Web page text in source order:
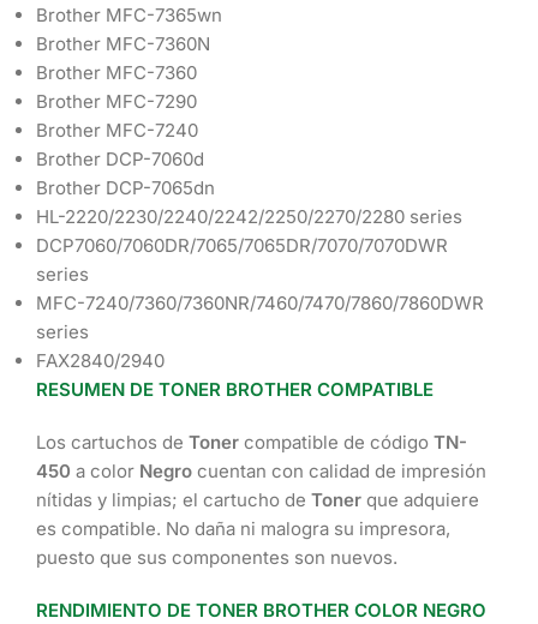
Brother MFC-7365wn
Brother MFC-7360N
Brother MFC-7360
Brother MFC-7290
Brother MFC-7240
Brother DCP-7060d
Brother DCP-7065dn
HL-2220/2230/2240/2242/2250/2270/2280 series
DCP7060/7060DR/7065/7065DR/7070/7070DWR
series
MFC-7240/7360/7360NR/7460/7470/7860/7860DWR
series
FAX2840/2940
RESUMEN DE TONER BROTHER COMPATIBLE
Los cartuchos de Toner compatible de código TN-
450 a color Negro cuentan con calidad de impresión
nítidas y limpias; el cartucho de Toner que adquiere
es compatible. No daña ni malogra su impresora,
puesto que sus componentes son nuevos.
RENDIMIENTO DE TONER BROTHER COLOR NEGRO